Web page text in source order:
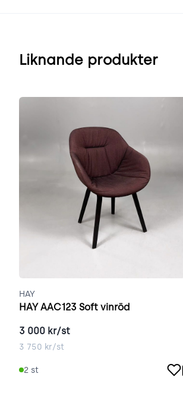
Liknande produkter
HAY
HAY AAC123 Soft vinröd
3 000 kr/st
3 750 kr/st
2 st